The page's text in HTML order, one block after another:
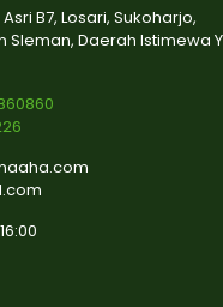
B7, Losari, Sukoharjo,
Sleman, Daerah Istimewa